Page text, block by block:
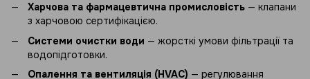
Харчова та фармацевтична промисловість — клапани
з харчовою сертифікацією.
Системи очистки води — жорсткі умови фільтрації та
водопідготовки.
Опалення та вентиляція (HVAC) — регулювання